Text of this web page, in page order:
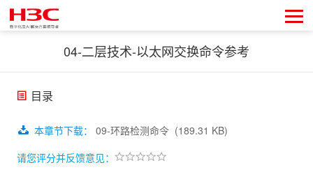
04-二层技术-以太网交换命令参考
目录
本章节下载： 09-环路检测命令 (189.31 KB)
请您评分并反馈意见：